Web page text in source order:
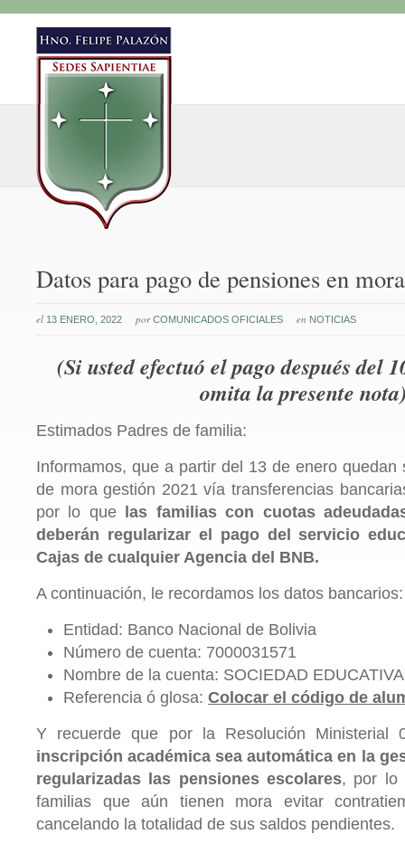
Datos para pago de pensiones en
el 13 ENERO, 2022 por COMUNICADOS OFICIALES en NOTICIAS
(Si usted efectuó el pago después del
omita la presente
Estimados Padres de familia:
Informamos, que a partir del 13 de enero quedan
de mora gestión 2021 vía transferencias
por lo que
las familias con cuotas
deberán regularizar el pago del servicio
Cajas de cualquier Agencia del BNB.
A continuación, le recordamos los datos bancarios:
Entidad: Banco Nacional de Bolivia
Número de cuenta: 7000031571
Nombre de la cuenta: SOCIEDAD
Referencia ó glosa: Colocar el código de
Y recuerde que por la Resolución Ministerial
inscripción académica sea automática en la
regularizadas las pensiones escolares, por lo
familias que aún tienen mora evitar
cancelando la totalidad de sus saldos pendientes.